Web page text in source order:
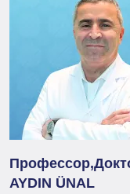
AYDIN ÜNAL